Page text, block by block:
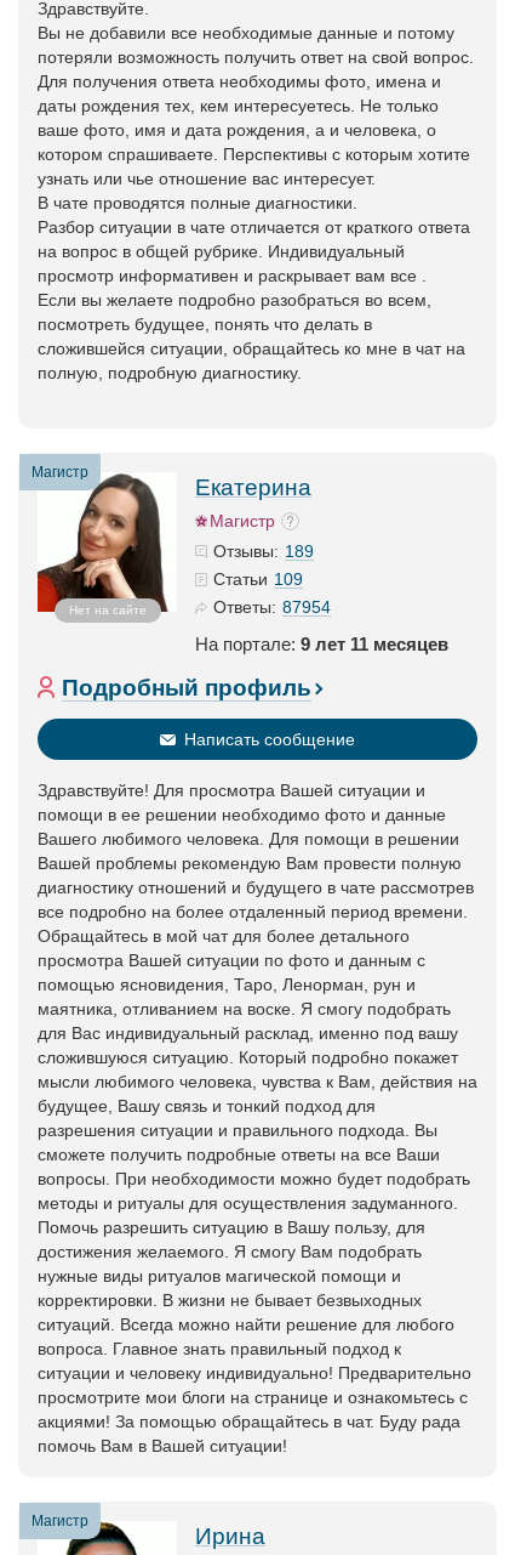
Здравствуйте.
Вы не добавили все необходимые данные и потому
потеряли возможность получить ответ на свой вопрос.
Для получения ответа необходимы фото, имена и
даты рождения тех, кем интересуетесь. Не только
ваше фото, имя и дата рождения, а и человека, о
котором спрашиваете. Перспективы с которым хотите
узнать или чье отношение вас интересует.
В чате проводятся полные диагностики.
Разбор ситуации в чате отличается от краткого ответа
на вопрос в общей рубрике. Индивидуальный
просмотр информативен и раскрывает вам все .
Если вы желаете подробно разобраться во всем,
посмотреть будущее, понять что делать в
сложившейся ситуации, обращайтесь ко мне в чат на
полную, подробную диагностику.
Магистр
Нет на сайте
Екатерина
Магистр
Отзывы: 189
Статьи 109
Ответы: 87954
На портале: 9 лет 11 месяцев
Подробный профиль
Написать сообщение
Здравствуйте! Для просмотра Вашей ситуации и
помощи в ее решении необходимо фото и данные
Вашего любимого человека. Для помощи в решении
Вашей проблемы рекомендую Вам провести полную
диагностику отношений и будущего в чате рассмотрев
все подробно на более отдаленный период времени.
Обращайтесь в мой чат для более детального
просмотра Вашей ситуации по фото и данным с
помощью ясновидения, Таро, Ленорман, рун и
маятника, отливанием на воске. Я смогу подобрать
для Вас индивидуальный расклад, именно под вашу
сложившуюся ситуацию. Который подробно покажет
мысли любимого человека, чувства к Вам, действия на
будущее, Вашу связь и тонкий подход для
разрешения ситуации и правильного подхода. Вы
сможете получить подробные ответы на все Ваши
вопросы. При необходимости можно будет подобрать
методы и ритуалы для осуществления задуманного.
Помочь разрешить ситуацию в Вашу пользу, для
достижения желаемого. Я смогу Вам подобрать
нужные виды ритуалов магической помощи и
корректировки. В жизни не бывает безвыходных
ситуаций. Всегда можно найти решение для любого
вопроса. Главное знать правильный подход к
ситуации и человеку индивидуально! Предварительно
просмотрите мои блоги на странице и ознакомьтесь с
акциями! За помощью обращайтесь в чат. Буду рада
помочь Вам в Вашей ситуации!
Магистр
Ирина